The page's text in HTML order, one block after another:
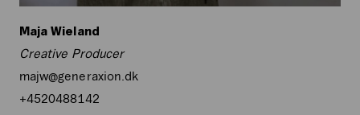
Maja Wieland
Creative Producer
majw@generaxion.dk
+4520488142